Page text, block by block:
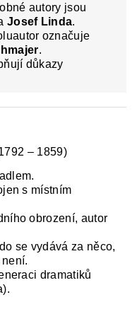
autory jsou
Josef Linda.
označuje
.
důkazy
– 1859)
s místním
obrození, autor
se vydává za něco,
dramatiků